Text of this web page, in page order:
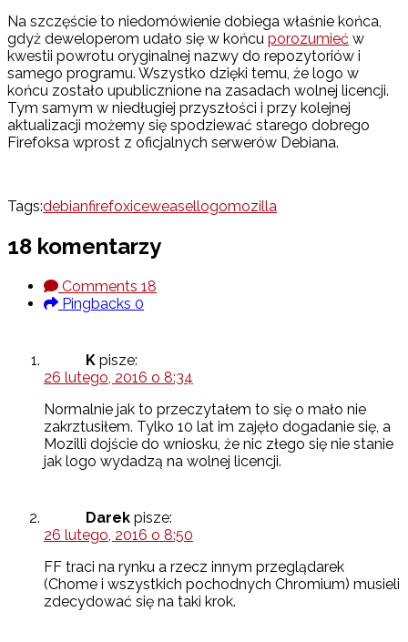
Na szczęście to niedomówienie dobiega właśnie końca,
gdyż deweloperom udało się w końcu porozumieć w
kwestii powrotu oryginalnej nazwy do repozytoriów i
samego programu. Wszystko dzięki temu, że logo w
końcu zostało upublicznione na zasadach wolnej licencji.
Tym samym w niedługiej przyszłości i przy kolejnej
aktualizacji możemy się spodziewać starego dobrego
Firefoksa wprost z oficjalnych serwerów Debiana.
Tags:debianfirefoxiceweasellogomozilla
18 komentarzy
Comments 18
Pingbacks 0
K pisze:
26 lutego, 2016 o 8:34
Normalnie jak to przeczytałem to się o mało nie
zakrztusiłem. Tylko 10 lat im zajęło dogadanie się, a
Mozilli dojście do wniosku, że nic złego się nie stanie
jak logo wydadzą na wolnej licencji.
Darek pisze:
26 lutego, 2016 o 8:50
FF traci na rynku a rzecz innym przeglądarek
(Chome i wszystkich pochodnych Chromium) musieli
zdecydować się na taki krok.